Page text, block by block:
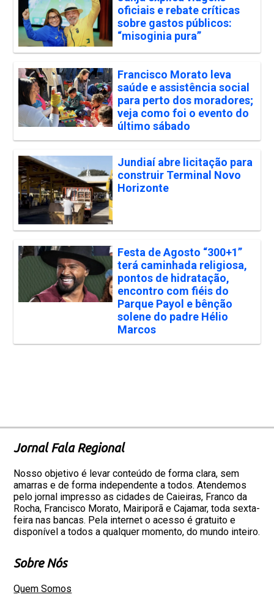
oficiais e rebate críticas
sobre gastos públicos:
“misoginia pura”
Francisco Morato leva
saúde e assistência social
para perto dos moradores;
veja como foi o evento do
último sábado
Jundiaí abre licitação para
construir Terminal Novo
Horizonte
Festa de Agosto “300+1”
terá caminhada religiosa,
pontos de hidratação,
encontro com fiéis do
Parque Payol e bênção
solene do padre Hélio
Marcos
Jornal Fala Regional
Nosso objetivo é levar conteúdo de forma clara, sem
amarras e de forma independente a todos. Atendemos
pelo jornal impresso as cidades de Caieiras, Franco da
Rocha, Francisco Morato, Mairiporã e Cajamar, toda sexta-
feira nas bancas. Pela internet o acesso é gratuito e
disponível a todos a qualquer momento, do mundo inteiro.
Sobre Nós
Quem Somos